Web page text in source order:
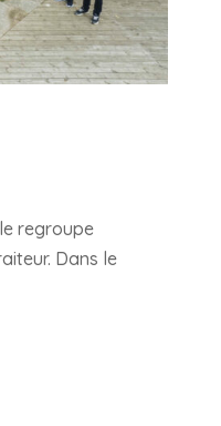
regroupe
Dans le